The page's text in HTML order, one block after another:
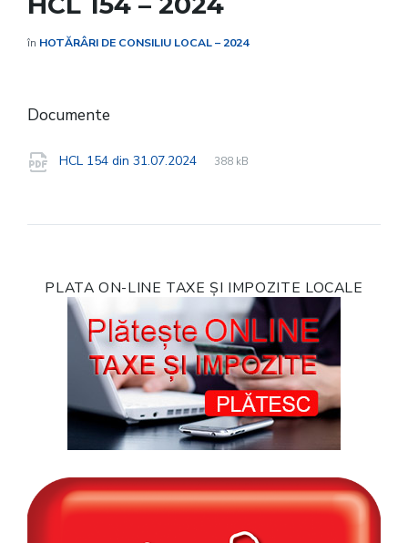
în HOTĂRÂRI DE CONSILIU LOCAL – 2024
Documente
HCL 154 din 31.07.2024
File
pdf
File
388 kB
PLATA ON-LINE TAXE ȘI IMPOZITE LOCALE